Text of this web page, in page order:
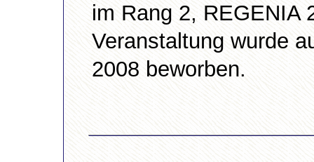
im Rang 2, REGENIA
Veranstaltung wurde
2008 beworben.